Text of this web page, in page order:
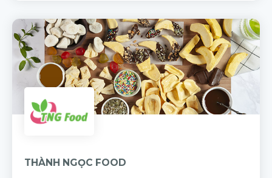
THÀNH NGỌC FOOD